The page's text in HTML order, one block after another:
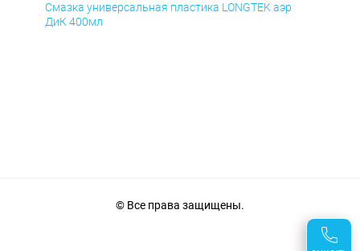
Смазка универсальная пластика LONGTEK аэр
ДиК 400мл
© Все права защищены.